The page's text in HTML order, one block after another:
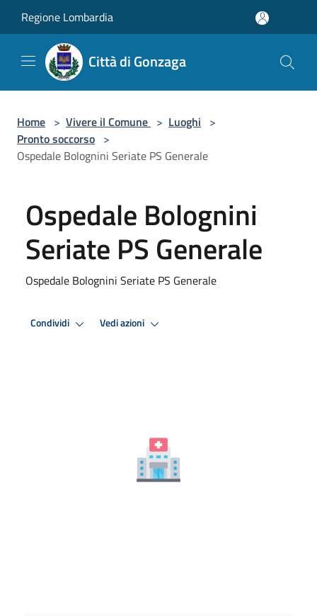
Regione Lombardia
Città di Gonzaga
Home > Vivere il Comune > Luoghi >
Pronto soccorso >
Ospedale Bolognini Seriate PS Generale
Ospedale Bolognini
Seriate PS Generale
Ospedale Bolognini Seriate PS Generale
Condividi Vedi azioni